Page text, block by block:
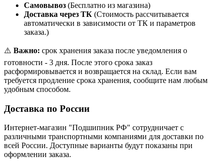
Самовывоз (Бесплатно из магазина)
Доставка через ТК (Стоимость рассчитывается
автоматически в зависимости от ТК и параметров
заказа.)
⚠️ Важно: срок хранения заказа после уведомления о
готовности - 3 дня. После этого срока заказ
расформировывается и возвращается на склад. Если вам
требуется продление срока хранения, сообщите нам любым
удобным способом.
Доставка по России
Интернет-магазин "Подшипник РФ" сотрудничает с
различными транспортными компаниями для доставки по
всей России. Доступные варианты будут показаны при
оформлении заказа.